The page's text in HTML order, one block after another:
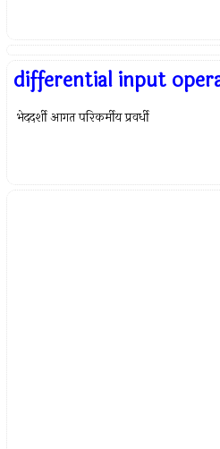
differential input
भेददर्शी आगत परिकर्मीय प्रवर्धी